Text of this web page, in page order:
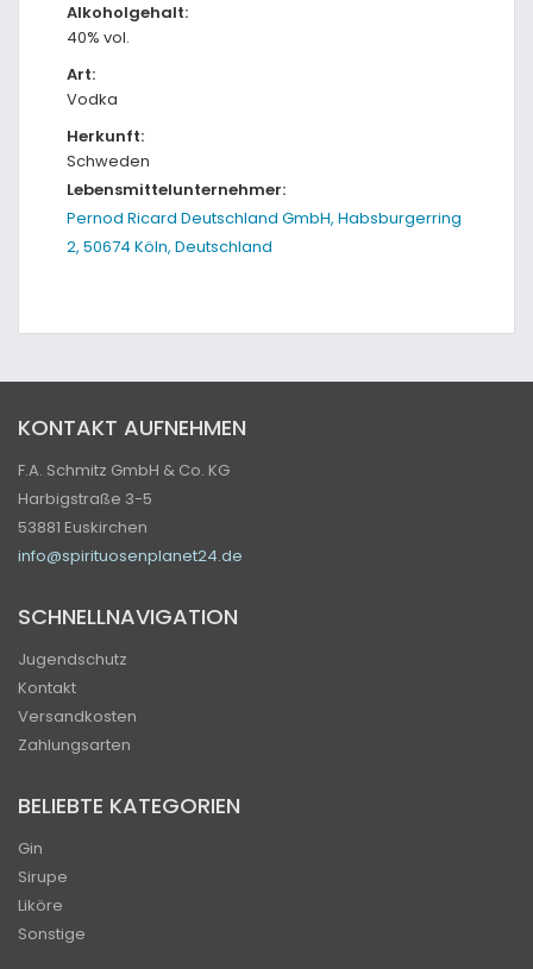
Alkoholgehalt:
40% vol.
Art:
Vodka
Herkunft:
Schweden
Lebensmittelunternehmer:
Pernod Ricard Deutschland GmbH, Habsburgerring
2, 50674 Köln, Deutschland
KONTAKT AUFNEHMEN
F.A. Schmitz GmbH & Co. KG
Harbigstraße 3-5
53881 Euskirchen
info@spirituosenplanet24.de
SCHNELLNAVIGATION
Jugendschutz
Kontakt
Versandkosten
Zahlungsarten
BELIEBTE KATEGORIEN
Gin
Sirupe
Liköre
Sonstige